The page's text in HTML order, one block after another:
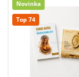
Novinka
Top 74